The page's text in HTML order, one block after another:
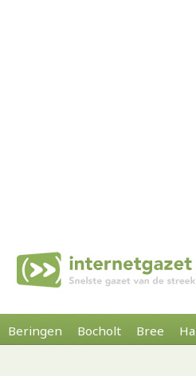
Beringen Bocholt Bree